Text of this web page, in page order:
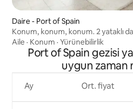
Daire - Port of Spain
Konum, konum, konum. 2 yataklı
Aile · Konum · Yürünebilirlik
Port of Spain gezisi
uygun zaman
Ay Ort. fiyat